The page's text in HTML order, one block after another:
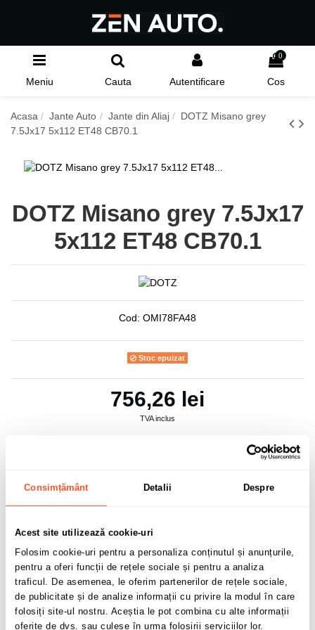
Consimțământ Detalii Despre
Acest site utilizează cookie-uri
Folosim cookie-uri pentru a personaliza conținutul și anunțurile,
pentru a oferi funcții de rețele sociale și pentru a analiza
traficul. De asemenea, le oferim partenerilor de rețele sociale,
de publicitate și de analize informații cu privire la modul în care
folosiți site-ul nostru. Aceștia le pot combina cu alte informații
oferite de dvs. sau culese în urma folosirii serviciilor lor.
Meniu Cauta Autentificare
0
Cos
Acasa Jante Auto Jante din Aliaj
DOTZ Misano grey
7.5Jx17 5x112 ET48 CB70.1
DOTZ Misano grey 7.5Jx17
5x112 ET48 CB70.1
Cod: OMI78FA48
Stoc epuizat
756,26 lei
TVA inclus
0 buc disponibile pentru comandă
Sunt de acord cu politica de confidentialitatea datelor cu
caracter personal.